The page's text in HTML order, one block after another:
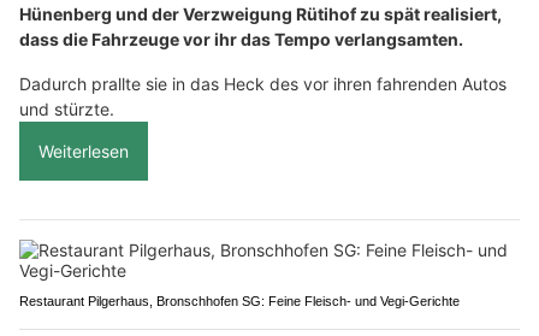
Hünenberg und der Verzweigung Rütihof zu spät realisiert,
dass die Fahrzeuge vor ihr das Tempo verlangsamten.
Dadurch prallte sie in das Heck des vor ihren fahrenden Autos
und stürzte.
Weiterlesen
Restaurant Pilgerhaus, Bronschhofen SG: Feine Fleisch- und Vegi-Gerichte